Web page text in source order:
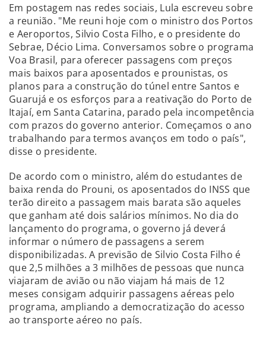
Em postagem nas redes sociais, Lula escreveu sobre
a reunião. "Me reuni hoje com o ministro dos Portos
e Aeroportos, Silvio Costa Filho, e o presidente do
Sebrae, Décio Lima. Conversamos sobre o programa
Voa Brasil, para oferecer passagens com preços
mais baixos para aposentados e prounistas, os
planos para a construção do túnel entre Santos e
Guarujá e os esforços para a reativação do Porto de
Itajaí, em Santa Catarina, parado pela incompetência
com prazos do governo anterior. Começamos o ano
trabalhando para termos avanços em todo o país",
disse o presidente.
De acordo com o ministro, além do estudantes de
baixa renda do Prouni, os aposentados do INSS que
terão direito a passagem mais barata são aqueles
que ganham até dois salários mínimos. No dia do
lançamento do programa, o governo já deverá
informar o número de passagens a serem
disponibilizadas. A previsão de Silvio Costa Filho é
que 2,5 milhões a 3 milhões de pessoas que nunca
viajaram de avião ou não viajam há mais de 12
meses consigam adquirir passagens aéreas pelo
programa, ampliando a democratização do acesso
ao transporte aéreo no país.